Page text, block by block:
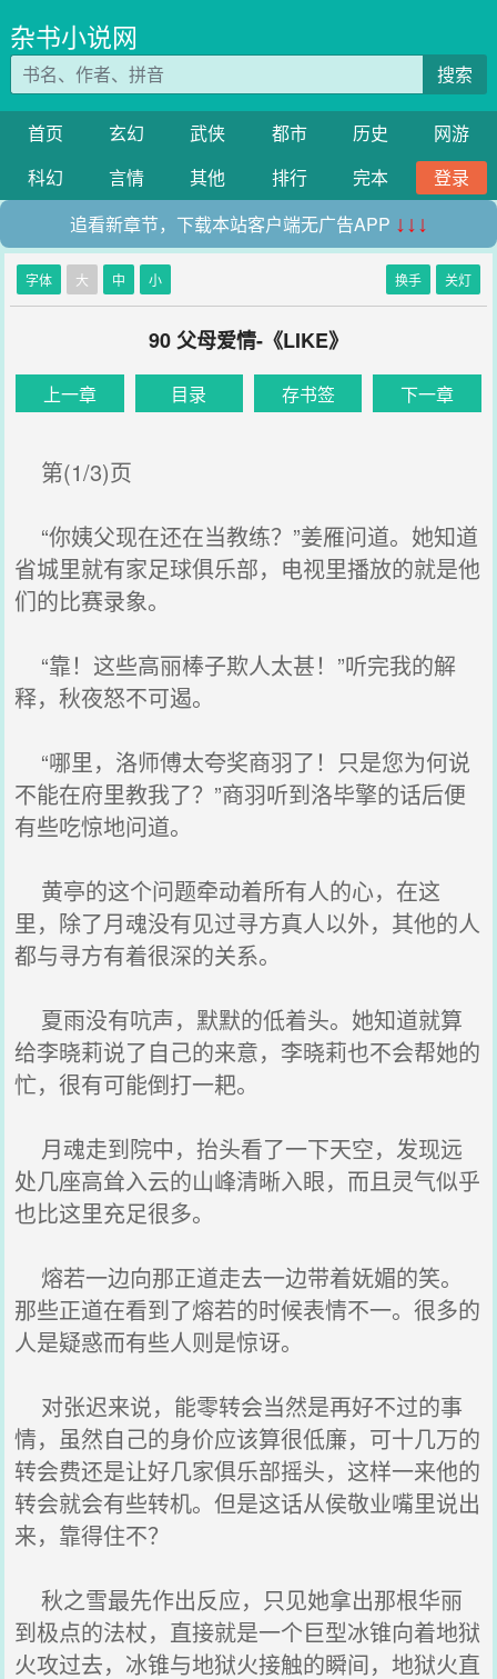
杂书小说网
搜索
首页 玄幻 武侠 都市 历史
网游
科幻
言情 其他 排行 完本
登录
追看新章节，下载本站客户端无广告APP ↓↓↓
字体 大 中 小 换手 关灯
90 父母爱情-《LIKE》
上一章 目录 存书签 下一章
第(1/3)页
“你姨父现在还在当教练？”姜雁问道。她知道
省城里就有家足球俱乐部，电视里播放的就是他
们的比赛录象。
“靠！这些高丽棒子欺人太甚！”听完我的解
释，秋夜怒不可遏。
“哪里，洛师傅太夸奖商羽了！只是您为何说
不能在府里教我了？”商羽听到洛毕擎的话后便
有些吃惊地问道。
黄亭的这个问题牵动着所有人的心，在这
里，除了月魂没有见过寻方真人以外，其他的人
都与寻方有着很深的关系。
夏雨没有吭声，默默的低着头。她知道就算
给李晓莉说了自己的来意，李晓莉也不会帮她的
忙，很有可能倒打一耙。
月魂走到院中，抬头看了一下天空，发现远
处几座高耸入云的山峰清晰入眼，而且灵气似乎
也比这里充足很多。
熔若一边向那正道走去一边带着妩媚的笑。
那些正道在看到了熔若的时候表情不一。很多的
人是疑惑而有些人则是惊讶。
对张迟来说，能零转会当然是再好不过的事
情，虽然自己的身价应该算很低廉，可十几万的
转会费还是让好几家俱乐部摇头，这样一来他的
转会就会有些转机。但是这话从侯敬业嘴里说出
来，靠得住不？
秋之雪最先作出反应，只见她拿出那根华丽
到极点的法杖，直接就是一个巨型冰锥向着地狱
火攻过去，冰锥与地狱火接触的瞬间，地狱火直